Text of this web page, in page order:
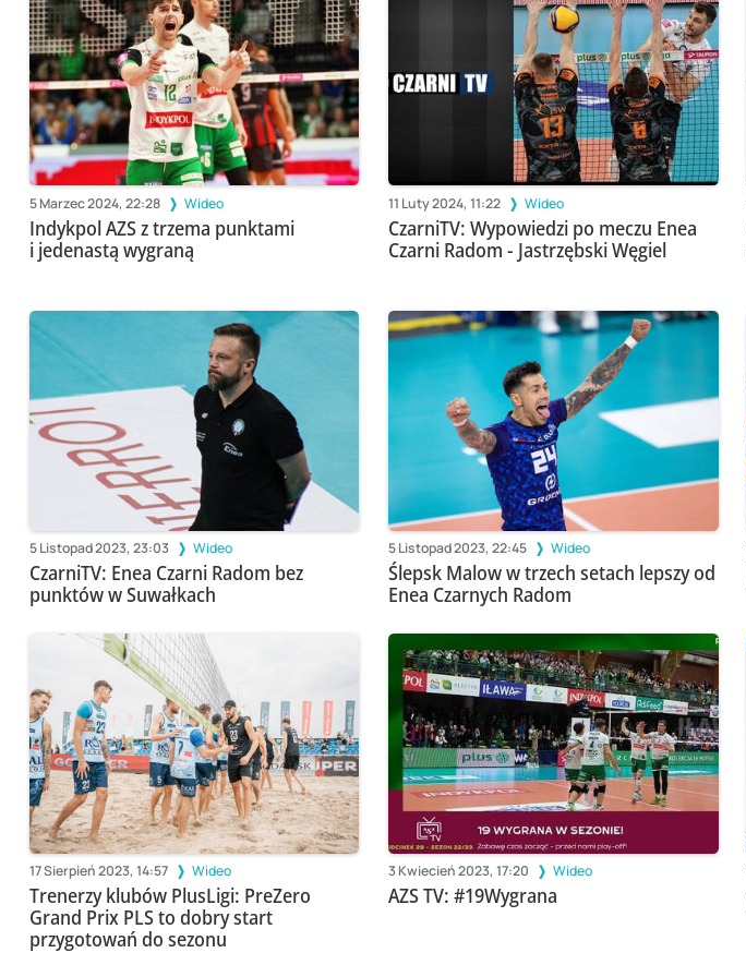
5 Marzec 2024, 22:28 Wideo
Indykpol AZS z trzema punktami
i jedenastą wygraną
11 Luty 2024, 11:22 Wideo
CzarniTV: Wypowiedzi po meczu Enea
Czarni Radom - Jastrzębski Węgiel
5 Listopad 2023, 23:03 Wideo
CzarniTV: Enea Czarni Radom bez
punktów w Suwałkach
5 Listopad 2023, 22:45 Wideo
Ślepsk Malow w trzech setach lepszy od
Enea Czarnych Radom
17 Sierpień 2023, 14:57 Wideo
Trenerzy klubów PlusLigi: PreZero
Grand Prix PLS to dobry start
przygotowań do sezonu
3 Kwiecień 2023, 17:20 Wideo
AZS TV: #19Wygrana